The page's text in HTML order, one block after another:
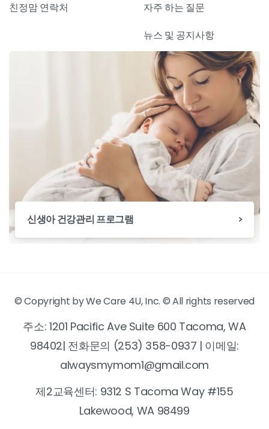
친정맘 연락처 자주 하는 질문
뉴스 및 공지사항
신생아 건강관리 프로그램
© Copyright by We Care 4U, Inc. © All rights reserved
주소: 1201 Pacific Ave Suite 600 Tacoma, WA
98402| 전화문의 (253) 358-0937 | 이메일:
alwaysmymom1@gmail.com
제2교육센터: 9312 S Tacoma Way #155
Lakewood, WA 98499